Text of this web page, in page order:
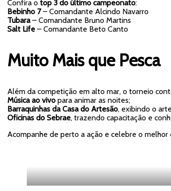
Confira o top 3 do último campeonato:
Bebinho 7– Comandante Alcindo Navarro
Tubara– Comandante Bruno Martins
Salt Life – Comandante Beto Canto
Muito Mais que Pesca
Além da competição em alto mar, o torneio
Música ao vivo para animar as noites;
Barraquinhas da Casa do Artesão, exibindo o
Oficinas do Sebrae, trazendo capacitação e
Acompanhe de perto a ação e celebre o